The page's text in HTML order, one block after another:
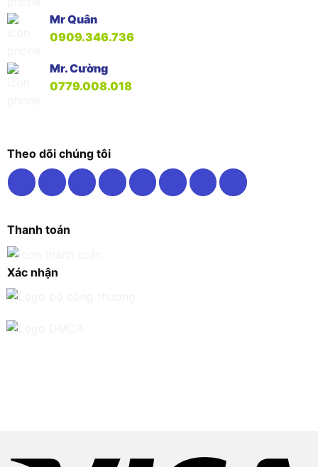
Mr Quân
0909.346.736
Mr. Cường
0779.008.018
Theo dõi chúng tôi
Thanh toán
Xác nhận